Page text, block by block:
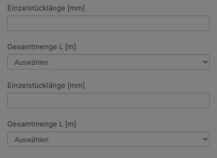
Einzelstücklänge [mm]
Gesamtmenge L [m]
Einzelstücklänge [mm]
Gesamtmenge L [m]